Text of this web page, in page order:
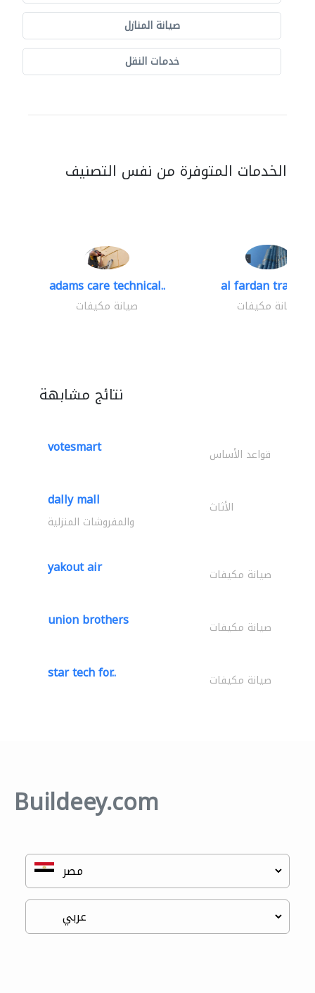
صيانة المنازل
خدمات النقل
الخدمات المتوفرة من نفس التصنيف
adams care technical..
صيانة مكيفات
al fardan trading..
صيانة مكيفات
نتائج مشابهة
votesmart قواعد الأساس
dally mall الأثاث
والمفروشات المنزلية
yakout air صيانة مكيفات
union brothers صيانة مكيفات
star tech for.. صيانة مكيفات
Buildeey.com